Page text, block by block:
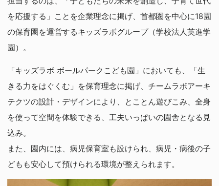
を応援する」ことを企業理念に掲げ、首都圏を中心に18園
の保育園を運営するキッズラボグループ（学校法人英進学
園）。
「キッズラボ ボールパークこども園」においても、「生
きる力をはぐくむ」を保育理念に掲げ、チームラボアーキ
テクツの設計・デザインにより、とことん遊びこみ、全身
を使って空間を体験できる、工夫いっぱいの園舎となる見
込み。
また、園内には、病児保育室も設けられ、病児・病後の子
どもも安心して預けられる環境が整えられます。